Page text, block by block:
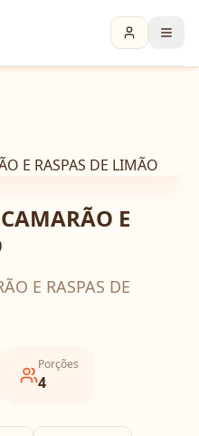
E
E RASPAS DE
Porções
4